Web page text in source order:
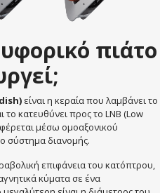
πιάτο
είναι η κεραία που λαμβάνει το
κατευθύνει προς το LNB (Low
μέσω ομοαξονικού
σύστημα διανομής.
επιφάνεια του κατόπτρου,
κύματα σε ένα